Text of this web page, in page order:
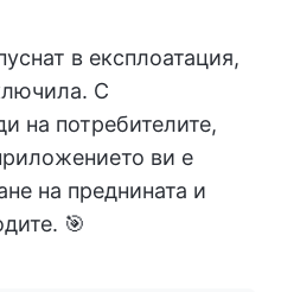
в експлоатация,
С
на потребителите,
ви е
на преднината и
🎯